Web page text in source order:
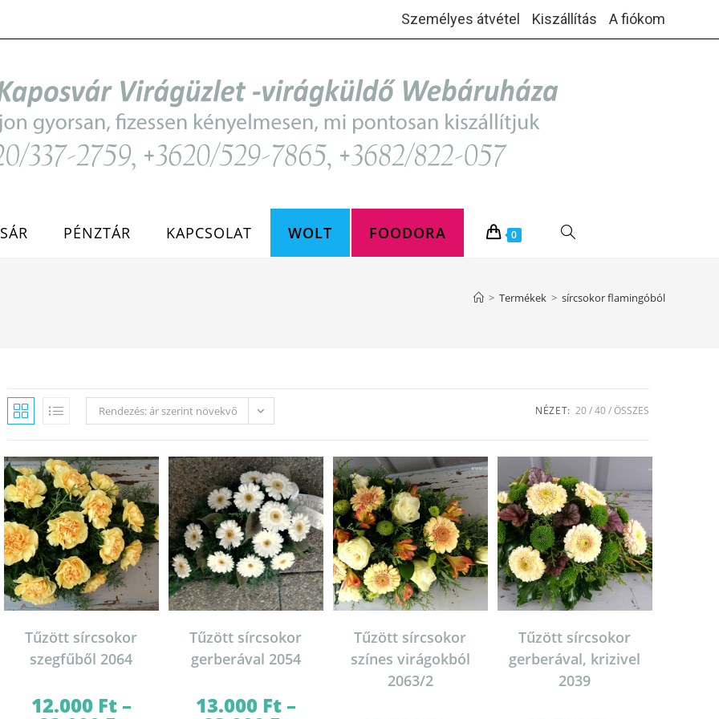
Személyes átvétel Kiszállítás A fiókom
PÉNZTÁR KAPCSOLAT WOLT FOODORA 0 TOGGLE
> Termékek > sírcsokor flamingóból
Rendezés: ár szerint növekvő NÉZET: 20 40 ÖSSZES
Tűzött sírcsokor
szegfűből 2064
12.000 Ft–
Tűzött sírcsokor
gerberával 2054
13.000 Ft–
Tűzött sírcsokor
színes virágokból
2063/2
Tűzött sírcsokor
gerberával, krizivel
2039